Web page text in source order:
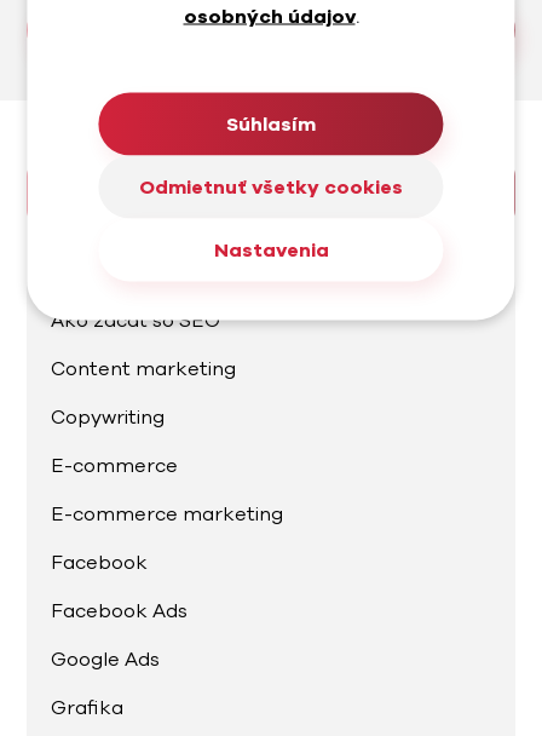
Všetky články autora
Hľadáte niečo konkrétne?
Ako začať so SEO
Content marketing
Copywriting
E-commerce
E-commerce marketing
Facebook
Facebook Ads
Google Ads
Grafika
osobných údajov.
Súhlasím
Odmietnuť všetky cookies
Nastavenia